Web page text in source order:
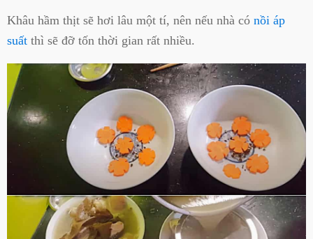
Khâu hầm thịt sẽ hơi lâu một tí, nên nếu nhà có nồi áp
suất thì sẽ đỡ tốn thời gian rất nhiều.